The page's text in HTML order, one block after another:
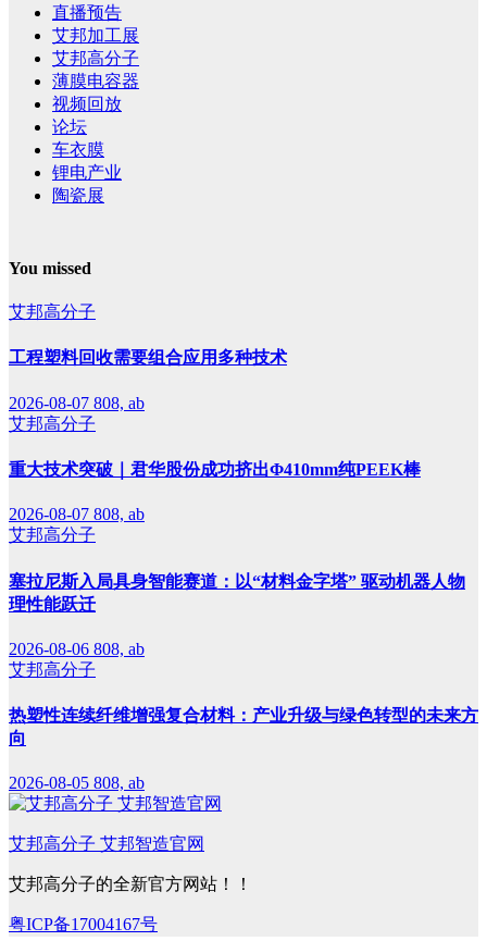
直播预告
艾邦加工展
艾邦高分子
薄膜电容器
视频回放
论坛
车衣膜
锂电产业
陶瓷展
You missed
艾邦高分子
工程塑料回收需要组合应用多种技术
2026-08-07 808, ab
艾邦高分子
重大技术突破｜君华股份成功挤出Φ410mm纯PEEK棒
2026-08-07 808, ab
艾邦高分子
塞拉尼斯入局具身智能赛道：以“材料金字塔” 驱动机器人物
理性能跃迁
2026-08-06 808, ab
艾邦高分子
热塑性连续纤维增强复合材料：产业升级与绿色转型的未来方
向
2026-08-05 808, ab
艾邦高分子 艾邦智造官网
艾邦高分子的全新官方网站！！
粤ICP备17004167号